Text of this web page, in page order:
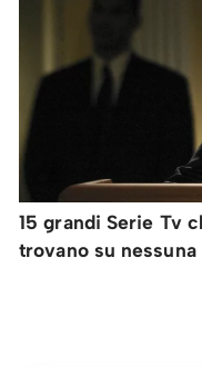
15 grandi Serie Tv
trovano su